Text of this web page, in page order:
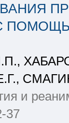
и
37